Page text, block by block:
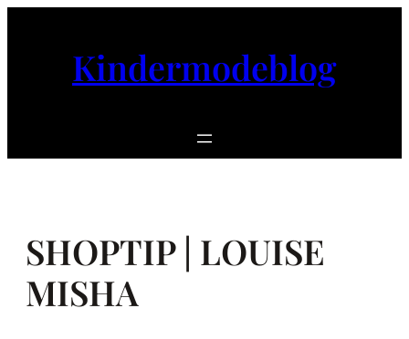
Kindermodeblog
SHOPTIP | LOUISE
MISHA